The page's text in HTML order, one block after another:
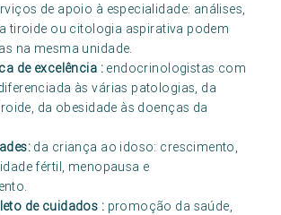
de apoio à especialidade: análises,
tiroide ou citologia aspirativa podem
na mesma unidade.
de excelência : endocrinologistas com
às várias patologias, da
da obesidade às doenças da
da criança ao idoso: crescimento,
fértil, menopausa e
de cuidados : promoção da saúde,